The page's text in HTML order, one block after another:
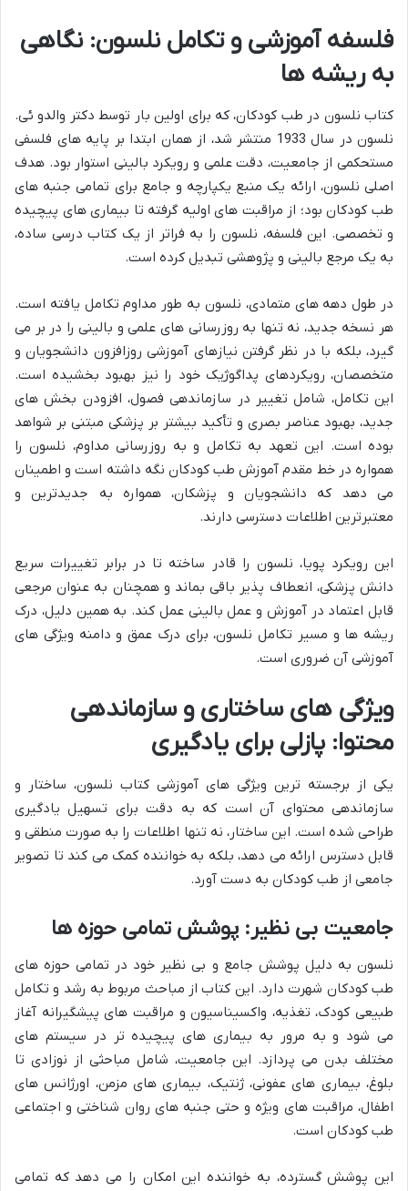
فلسفه آموزشی و تکامل نلسون: نگاهی
به ریشه ها
کتاب نلسون در طب کودکان، که برای اولین بار توسط دکتر والدو ئی.
نلسون در سال 1933 منتشر شد، از همان ابتدا بر پایه های فلسفی
مستحکمی از جامعیت، دقت علمی و رویکرد بالینی استوار بود. هدف
اصلی نلسون، ارائه یک منبع یکپارچه و جامع برای تمامی جنبه های
طب کودکان بود؛ از مراقبت های اولیه گرفته تا بیماری های پیچیده
و تخصصی. این فلسفه، نلسون را به فراتر از یک کتاب درسی ساده،
به یک مرجع بالینی و پژوهشی تبدیل کرده است.
در طول دهه های متمادی، نلسون به طور مداوم تکامل یافته است.
هر نسخه جدید، نه تنها به روزرسانی های علمی و بالینی را در بر می
گیرد، بلکه با در نظر گرفتن نیازهای آموزشی روزافزون دانشجویان و
متخصصان، رویکردهای پداگوژیک خود را نیز بهبود بخشیده است.
این تکامل، شامل تغییر در سازماندهی فصول، افزودن بخش های
جدید، بهبود عناصر بصری و تأکید بیشتر بر پزشکی مبتنی بر شواهد
بوده است. این تعهد به تکامل و به روزرسانی مداوم، نلسون را
همواره در خط مقدم آموزش طب کودکان نگه داشته است و اطمینان
می دهد که دانشجویان و پزشکان، همواره به جدیدترین و
معتبرترین اطلاعات دسترسی دارند.
این رویکرد پویا، نلسون را قادر ساخته تا در برابر تغییرات سریع
دانش پزشکی، انعطاف پذیر باقی بماند و همچنان به عنوان مرجعی
قابل اعتماد در آموزش و عمل بالینی عمل کند. به همین دلیل، درک
ریشه ها و مسیر تکامل نلسون، برای درک عمق و دامنه ویژگی های
آموزشی آن ضروری است.
ویژگی های ساختاری و سازماندهی
محتوا: پازلی برای یادگیری
یکی از برجسته ترین ویژگی های آموزشی کتاب نلسون، ساختار و
سازماندهی محتوای آن است که به دقت برای تسهیل یادگیری
طراحی شده است. این ساختار، نه تنها اطلاعات را به صورت منطقی و
قابل دسترس ارائه می دهد، بلکه به خواننده کمک می کند تا تصویر
جامعی از طب کودکان به دست آورد.
جامعیت بی نظیر: پوشش تمامی حوزه ها
نلسون به دلیل پوشش جامع و بی نظیر خود در تمامی حوزه های
طب کودکان شهرت دارد. این کتاب از مباحث مربوط به رشد و تکامل
طبیعی کودک، تغذیه، واکسیناسیون و مراقبت های پیشگیرانه آغاز
می شود و به مرور به بیماری های پیچیده تر در سیستم های
مختلف بدن می پردازد. این جامعیت، شامل مباحثی از نوزادی تا
بلوغ، بیماری های عفونی، ژنتیک، بیماری های مزمن، اورژانس های
اطفال، مراقبت های ویژه و حتی جنبه های روان شناختی و اجتماعی
طب کودکان است.
این پوشش گسترده، به خواننده این امکان را می دهد که تمامی